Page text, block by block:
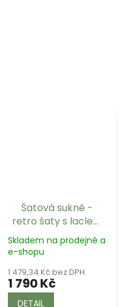
Šatová sukně -
retro šaty s laclem
Patti - Burgundy
Skladem na prodejně a
e-shopu
1 479,34 Kč bez DPH
1 790 Kč
DETAIL